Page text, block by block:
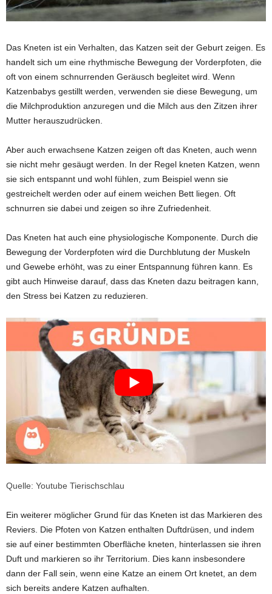
Das Kneten ist ein Verhalten, das Katzen seit der Geburt zeigen. Es
handelt sich um eine rhythmische Bewegung der Vorderpfoten, die
oft von einem schnurrenden Geräusch begleitet wird. Wenn
Katzenbabys gestillt werden, verwenden sie diese Bewegung, um
die Milchproduktion anzuregen und die Milch aus den Zitzen ihrer
Mutter herauszudrücken.
Aber auch erwachsene Katzen zeigen oft das Kneten, auch wenn
sie nicht mehr gesäugt werden. In der Regel kneten Katzen, wenn
sie sich entspannt und wohl fühlen, zum Beispiel wenn sie
gestreichelt werden oder auf einem weichen Bett liegen. Oft
schnurren sie dabei und zeigen so ihre Zufriedenheit.
Das Kneten hat auch eine physiologische Komponente. Durch die
Bewegung der Vorderpfoten wird die Durchblutung der Muskeln
und Gewebe erhöht, was zu einer Entspannung führen kann. Es
gibt auch Hinweise darauf, dass das Kneten dazu beitragen kann,
den Stress bei Katzen zu reduzieren.
Quelle: Youtube Tierischschlau
Ein weiterer möglicher Grund für das Kneten ist das Markieren des
Reviers. Die Pfoten von Katzen enthalten Duftdrüsen, und indem
sie auf einer bestimmten Oberfläche kneten, hinterlassen sie ihren
Duft und markieren so ihr Territorium. Dies kann insbesondere
dann der Fall sein, wenn eine Katze an einem Ort knetet, an dem
sich bereits andere Katzen aufhalten.